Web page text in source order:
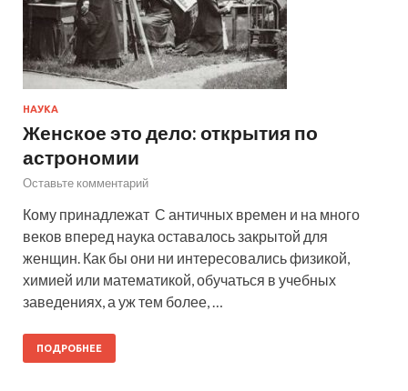
НАУКА
Женское это дело: открытия по
астрономии
Оставьте комментарий
Кому принадлежат С античных времен и на много
веков вперед наука оставалось закрытой для
женщин. Как бы они ни интересовались физикой,
химией или математикой, обучаться в учебных
заведениях, а уж тем более, …
ПОДРОБНЕЕ